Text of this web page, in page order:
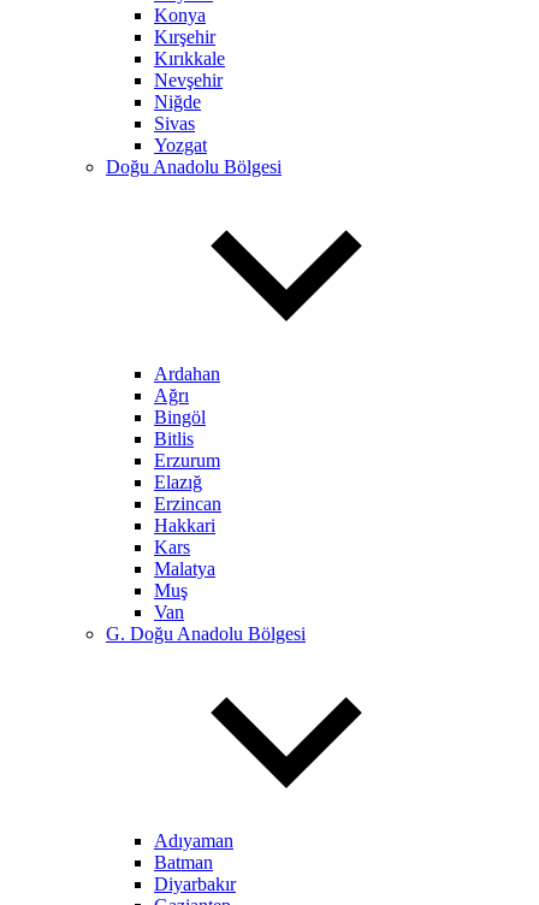
Konya
Kırşehir
Kırıkkale
Nevşehir
Niğde
Sivas
Yozgat
Doğu Anadolu Bölgesi
Ardahan
Ağrı
Bingöl
Bitlis
Erzurum
Elazığ
Erzincan
Hakkari
Kars
Malatya
Muş
Van
G. Doğu Anadolu Bölgesi
Adıyaman
Batman
Diyarbakır